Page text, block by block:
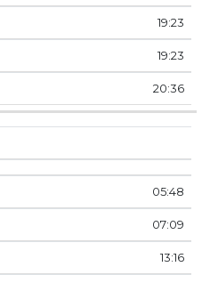
19:23
19:23
20:36
05:48
07:09
13:16